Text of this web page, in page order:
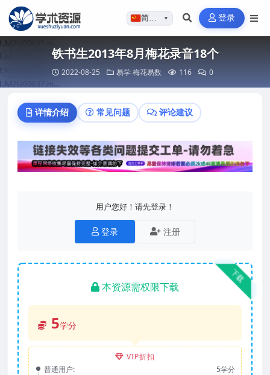
简体…▼ 登录
铁书生2013年8月梅花录音18个
2022-08-25 易学梅花易数 116 0
详情介绍 常见问题 评论建议
用户您好！请先登录！
登录 注册
下载
本资源需权限下载
5学分
VIP折扣
普通用户:
5学分